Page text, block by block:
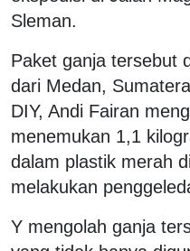
Sleman.
Paket ganja tersebut
dari Medan,
DIY, Andi Fairan
menemukan 1,1
dalam plastik merah
melakukan
Y mengolah ganja